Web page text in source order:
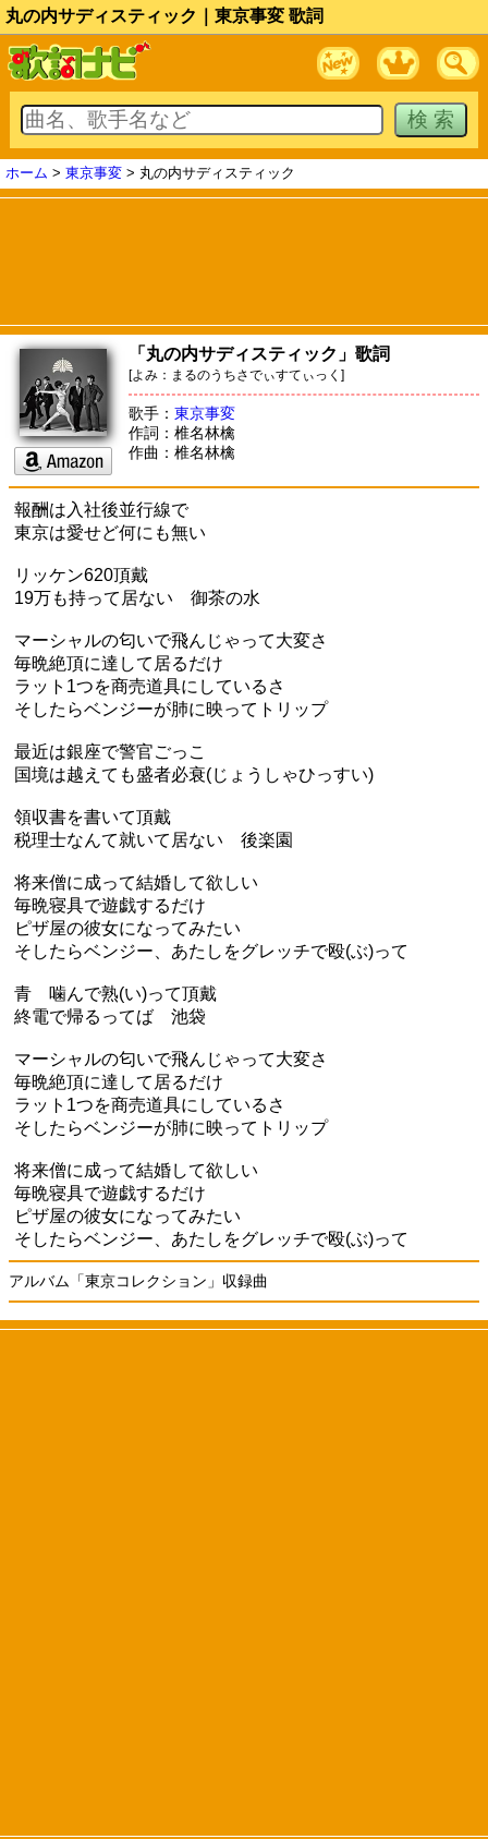
丸の内サディスティック｜東京事変 歌詞
ホーム > 東京事変 > 丸の内サディスティック
「丸の内サディスティック」歌詞
[よみ：まるのうちさでぃすてぃっく]
歌手： 東京事変
作詞：椎名林檎
作曲：椎名林檎
報酬は入社後並行線で
東京は愛せど何にも無い
リッケン620頂戴
19万も持って居ない 御茶の水
マーシャルの匂いで飛んじゃって大変さ
毎晩絶頂に達して居るだけ
ラット1つを商売道具にしているさ
そしたらベンジーが肺に映ってトリップ
最近は銀座で警官ごっこ
国境は越えても盛者必衰(じょうしゃひっすい)
領収書を書いて頂戴
税理士なんて就いて居ない 後楽園
将来僧に成って結婚して欲しい
毎晩寝具で遊戯するだけ
ピザ屋の彼女になってみたい
そしたらベンジー、あたしをグレッチで殴(ぶ)って
青 噛んで熟(い)って頂戴
終電で帰るってば 池袋
マーシャルの匂いで飛んじゃって大変さ
毎晩絶頂に達して居るだけ
ラット1つを商売道具にしているさ
そしたらベンジーが肺に映ってトリップ
将来僧に成って結婚して欲しい
毎晩寝具で遊戯するだけ
ピザ屋の彼女になってみたい
そしたらベンジー、あたしをグレッチで殴(ぶ)って
アルバム「東京コレクション」収録曲